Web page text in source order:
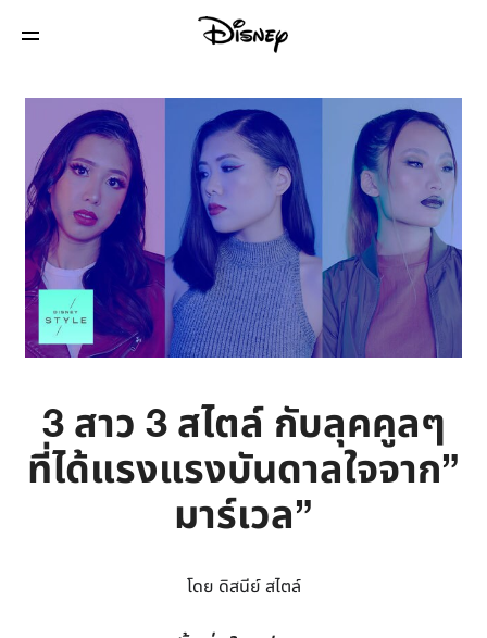
3 สาว 3 สไตล์ กับลุคคูลๆ
ที่ได้แรงแรงบันดาลใจจาก”
มาร์เวล”
โดย ดิสนีย์ สไตล์